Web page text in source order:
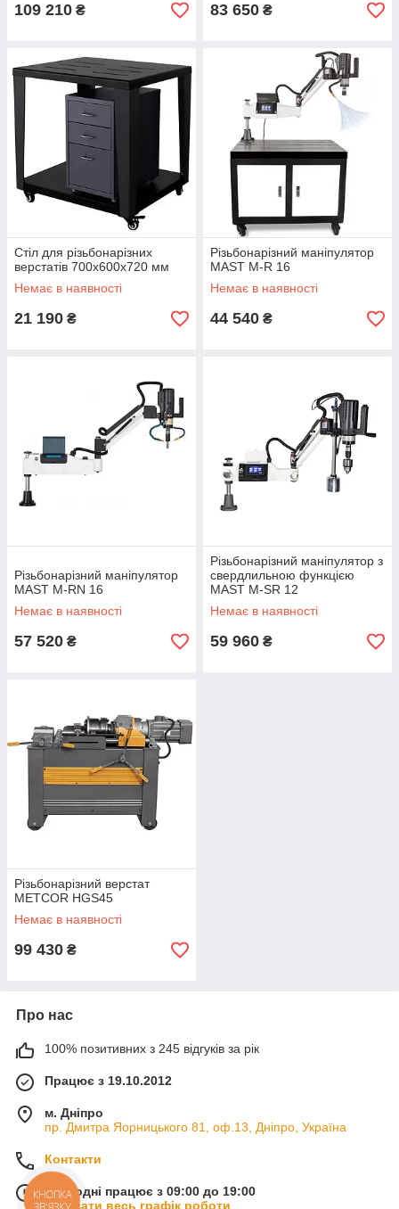
109 210 ₴ 83 650 ₴
Стіл для різьбонарізних
верстатів 700x600x720 мм
Немає в наявності
21 190 ₴
Різьбонарізний маніпулятор
MAST M-R 16
Немає в наявності
44 540 ₴
Різьбонарізний маніпулятор
MAST M-RN 16
Немає в наявності
57 520 ₴
Різьбонарізний маніпулятор з
свердлильною функцією
MAST M-SR 12
Немає в наявності
59 960 ₴
Різьбонарізний верстат
METCOR HGS45
Немає в наявності
99 430 ₴
Про нас
100% позитивних з 245 відгуків за рік
Працює з 19.10.2012
м. Дніпро
пр. Дмитра Яорницького 81, оф.13, Дніпро, Україна
Контакти
Сьогодні працює з 09:00 до 19:00
Показати весь графік роботи
КНОПКА